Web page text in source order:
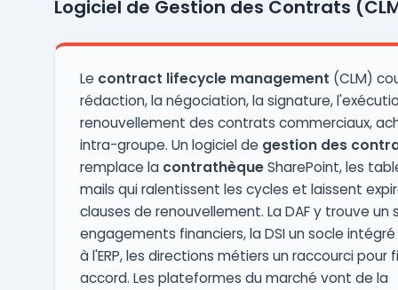
opérationnelle et financière. Adapté aux
affaires, Akuiteo facilite la plan ...
Logiciel de Gestion des Contrats
Le contract lifecycle management (CLM)
rédaction, la négociation, la signature,
renouvellement des contrats commerciaux,
intra-groupe. Un logiciel de gestion des
remplace la contrathèqueSharePoint, les
mails qui ralentissent les cycles et laissent
clauses de renouvellement. La DAF y trouve un
engagements financiers, la DSI un socle intégré
à l'ERP, les directions métiers un raccourci pour
accord. Les plateformes du marché vont de la